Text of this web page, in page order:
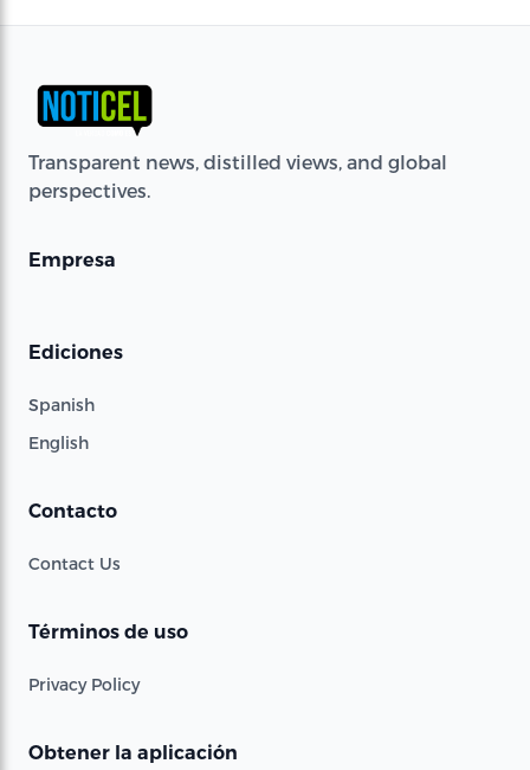
Transparent news, distilled views, and global
perspectives.
Empresa
Ediciones
Spanish
English
Contacto
Contact Us
Términos de uso
Privacy Policy
Obtener la aplicación